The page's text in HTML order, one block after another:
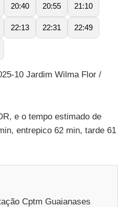
20:40 20:55 21:10
22:13 22:31 22:49
10 Jardim Wilma Flor /
e o tempo estimado de
entrepico 62 min, tarde 61
Cptm Guaianases